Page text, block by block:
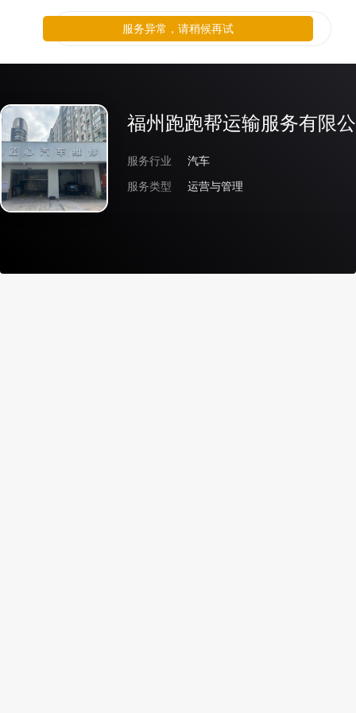
福州跑跑帮运输服务有限
服务行业
汽车
服务类型
运营与管理
服务异常，请稍候再试